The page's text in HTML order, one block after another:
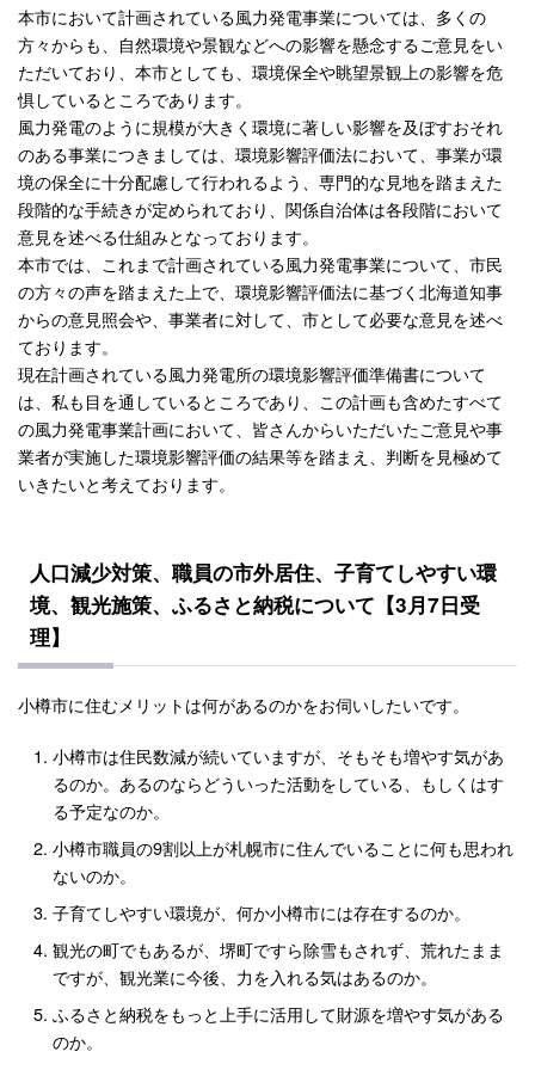
本市において計画されている風力発電事業については、多くの
方々からも、自然環境や景観などへの影響を懸念するご意見をい
ただいており、本市としても、環境保全や眺望景観上の影響を危
惧しているところであります。
風力発電のように規模が大きく環境に著しい影響を及ぼすおそれ
のある事業につきましては、環境影響評価法において、事業が環
境の保全に十分配慮して行われるよう、専門的な見地を踏まえた
段階的な手続きが定められており、関係自治体は各段階において
意見を述べる仕組みとなっております。
本市では、これまで計画されている風力発電事業について、市民
の方々の声を踏まえた上で、環境影響評価法に基づく北海道知事
からの意見照会や、事業者に対して、市として必要な意見を述べ
ております。
現在計画されている風力発電所の環境影響評価準備書について
は、私も目を通しているところであり、この計画も含めたすべて
の風力発電事業計画において、皆さんからいただいたご意見や事
業者が実施した環境影響評価の結果等を踏まえ、判断を見極めて
いきたいと考えております。
人口減少対策、職員の市外居住、子育てしやすい環
境、観光施策、ふるさと納税について【3月7日受
理】
小樽市に住むメリットは何があるのかをお伺いしたいです。
小樽市は住民数減が続いていますが、そもそも増やす気があ
るのか。あるのならどういった活動をしている、もしくはす
る予定なのか。
小樽市職員の9割以上が札幌市に住んでいることに何も思われ
ないのか。
子育てしやすい環境が、何か小樽市には存在するのか。
観光の町でもあるが、堺町ですら除雪もされず、荒れたまま
ですが、観光業に今後、力を入れる気はあるのか。
ふるさと納税をもっと上手に活用して財源を増やす気がある
のか。